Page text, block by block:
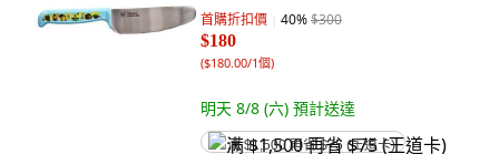
首購折扣價 40%$300
$180
($180.00/1個)
明天 8/8 (六) 預計送達
满 $1,500 再省 $75 (王道卡)